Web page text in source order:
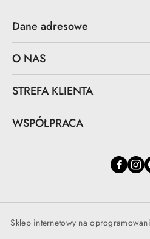
Dane adresowe
O NAS
STREFA KLIENTA
WSPÓŁPRACA
Sklep internetowy na